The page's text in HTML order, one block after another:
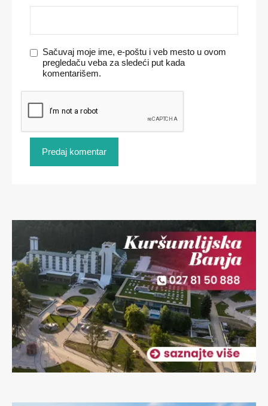
Sačuvaj moje ime, e-poštu i veb mesto u ovom
pregledaču veba za sledeći put kada
komentarišem.